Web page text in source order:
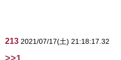
213 2021/07/17(土) 21:18:17.32
>>1